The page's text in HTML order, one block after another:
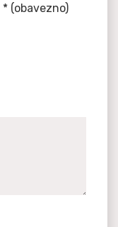
* (obavezno)